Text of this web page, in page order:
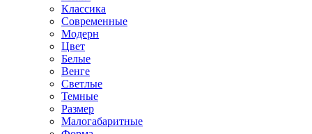
Классика
Современные
Модерн
Цвет
Белые
Венге
Светлые
Темные
Размер
Малогабаритные